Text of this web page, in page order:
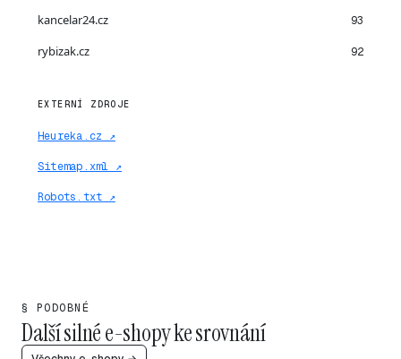
kancelar24.cz 93
rybizak.cz 92
EXTERNÍ ZDROJE
Heureka.cz ↗
Sitemap.xml ↗
Robots.txt ↗
§ PODOBNÉ
Další silné e-shopy ke srovnání